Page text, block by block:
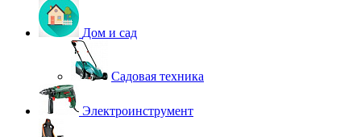
Дом и сад
Садовая техника
Электроинструмент